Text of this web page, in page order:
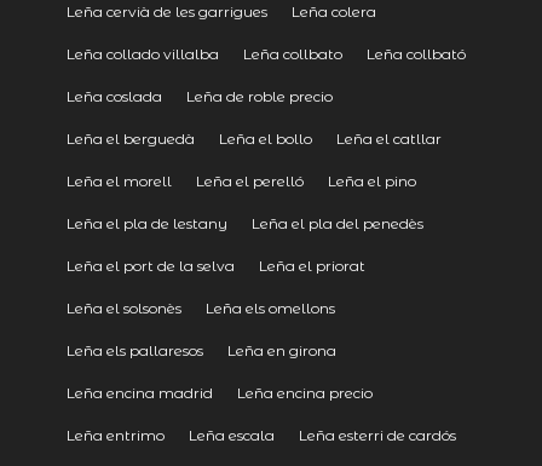
Leña cervià de les garrigues Leña colera
Leña collado villalba Leña collbato Leña collbató
Leña coslada Leña de roble precio
Leña el berguedà Leña el bollo Leña el catllar
Leña el morell Leña el perelló Leña el pino
Leña el pla de lestany Leña el pla del penedès
Leña el port de la selva Leña el priorat
Leña el solsonès Leña els omellons
Leña els pallaresos Leña en girona
Leña encina madrid Leña encina precio
Leña entrimo Leña escala Leña esterri de cardós